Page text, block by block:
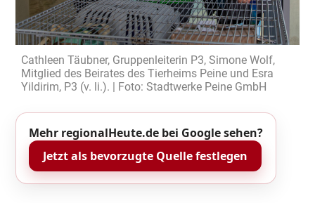
Cathleen Täubner, Gruppenleiterin P3, Simone Wolf,
Mitglied des Beirates des Tierheims Peine und Esra
Yildirim, P3 (v. li.). | Foto: Stadtwerke Peine GmbH
Mehr regionalHeute.de bei Google sehen?
Jetzt als bevorzugte Quelle festlegen